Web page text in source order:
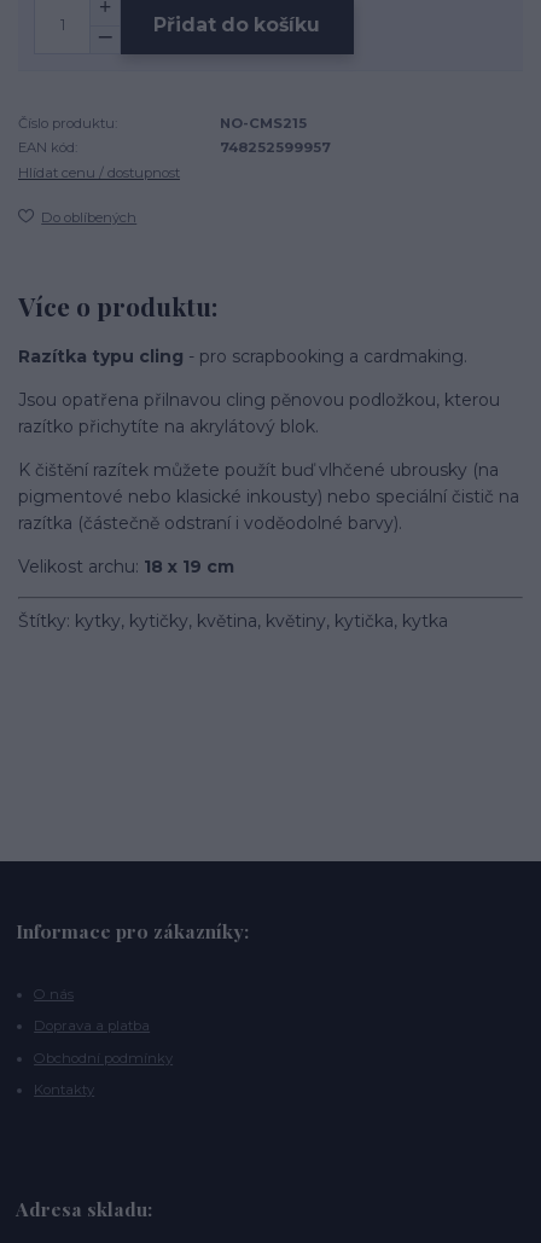
Přidat do košíku
Číslo produktu:
NO-CMS215
EAN kód:
748252599957
Hlídat cenu / dostupnost
Do oblíbených
Více o produktu:
Razítka typu cling - pro scrapbooking a cardmaking.
Jsou opatřena přilnavou cling pěnovou podložkou, kterou
razítko přichytíte na akrylátový blok.
K čištění razítek můžete použít buď vlhčené ubrousky (na
pigmentové nebo klasické inkousty) nebo speciální čistič na
razítka (částečně odstraní i voděodolné barvy).
Velikost archu: 18 x 19 cm
Štítky: kytky, kytičky, květina, květiny, kytička, kytka
Informace pro zákazníky:
O nás
Doprava a platba
Obchodní podmínky
Kontakty
Adresa skladu: